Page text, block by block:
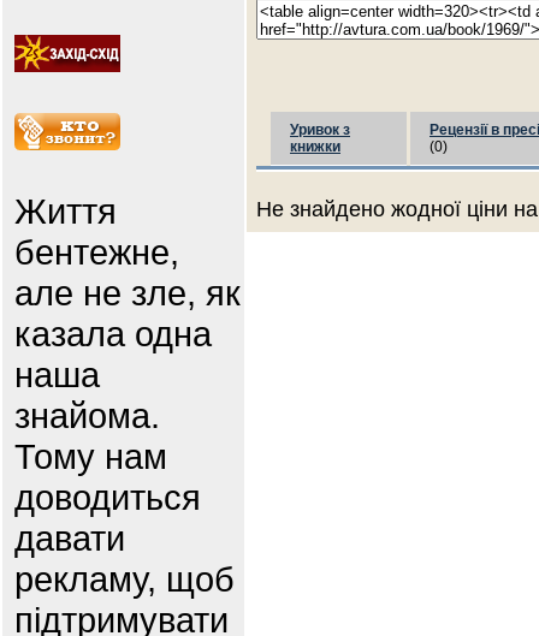
Життя
бентежне,
але не зле, як
казала одна
наша
знайома.
Тому нам
доводиться
давати
рекламу, щоб
підтримувати
Уривок з
книжки
Рецензії в пресі
(0)
Не знайдено жодної ціни